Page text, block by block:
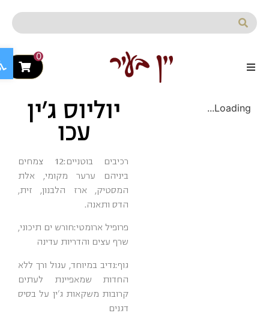
Loading... יוליוס ג'ין
עכו
רכיבים בוטניים:
12 צמחים
ביניהם ערער מקומי, אלת
המסטיק, ארז הלבנון, זית,
הדס ותאנה.
פרופיל ארומטי:חורש ים תיכוני,
שרף עצים והדריות עדינה
גוף:נדיב במיוחד, עגול ורך ללא
החדות שמאפיינת לעתים
קרובות משקאות ג'ין על בסיס
דגנים
פתח